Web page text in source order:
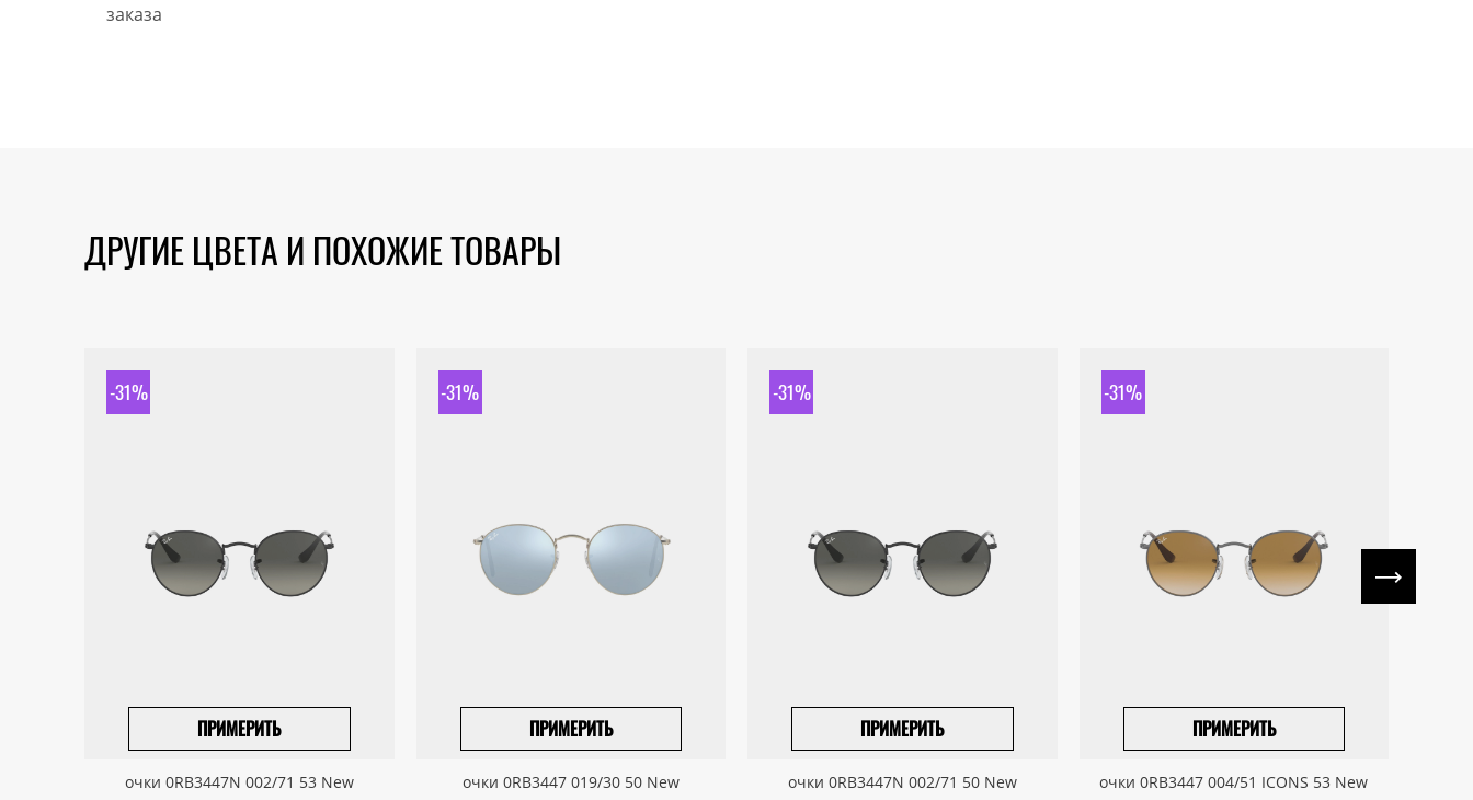
заказа
ДРУГИЕ ЦВЕТА И ПОХОЖИЕ ТОВАРЫ
-31%
ПРИМЕРИТЬ
ПРИВЕЗТИ ПОД ЗАКАЗ
очки 0RB3447N 002/71 53 New
-31%
ПРИМЕРИТЬ
ПРИВЕЗТИ ПОД ЗАКАЗ
очки 0RB3447 019/30 50 New
-31%
ПРИМЕРИТЬ
ПРИВЕЗТИ ПОД ЗАКАЗ
очки 0RB3447N 002/71 50 New
-31%
ПРИМЕРИТЬ
ПРИВЕЗТИ ПОД ЗАКАЗ
очки 0RB3447 004/51 ICONS 53 New